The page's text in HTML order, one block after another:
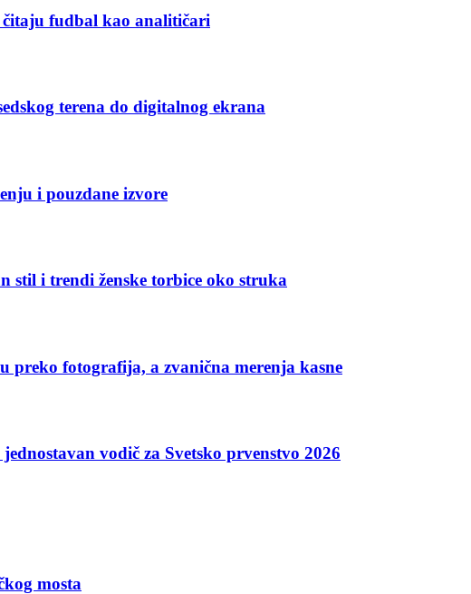
fudbal kao analitičari
terena do digitalnog ekrana
i pouzdane izvore
stil i trendi ženske torbice oko struka
preko fotografija, a zvanična merenja kasne
vodič za Svetsko prvenstvo 2026
mosta